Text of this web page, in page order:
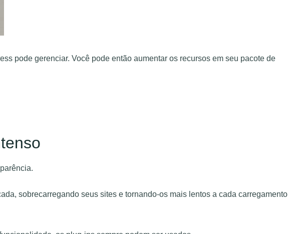
pode gerenciar. Você pode então aumentar os recursos em seu pacote de
sobrecarregando seus sites e tornando-os mais lentos a cada carregamento